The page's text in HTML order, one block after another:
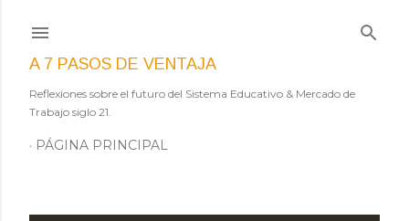
A 7 PASOS DE VENTAJA
Reflexiones sobre el futuro del Sistema Educativo & Mercado de
Trabajo siglo 21.
PÁGINA PRINCIPAL